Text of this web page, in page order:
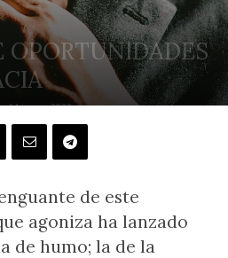
OPORTUNIDADES
14 junio, 2022
de este
agoniza ha lanzado
de humo; la de la